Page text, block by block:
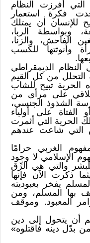
التي أفرزت النظام
فكرة استعمار
للإنسان أن يمتلك
وبواسطة الربا،
الفاحش، والزنا،
وأنوثتها للكسب
الديمقراطي
التحلل من كل القيم
الحرية تبيح للشاب
على مرأى من
الشذوذ الجنسي،
على أولياء
الحرية التي أثمرت
التي شاعت عندهم
الغربي حرامًا
الإسلامي لا وجود
والتي هي الرِّق
ذكرت الآن فإنها
يفخر بعبوديته
بها المسلم، ومن
المعبود. وموقف
أن يتحول إلى دين
بدّل دينه فاقتلوه»